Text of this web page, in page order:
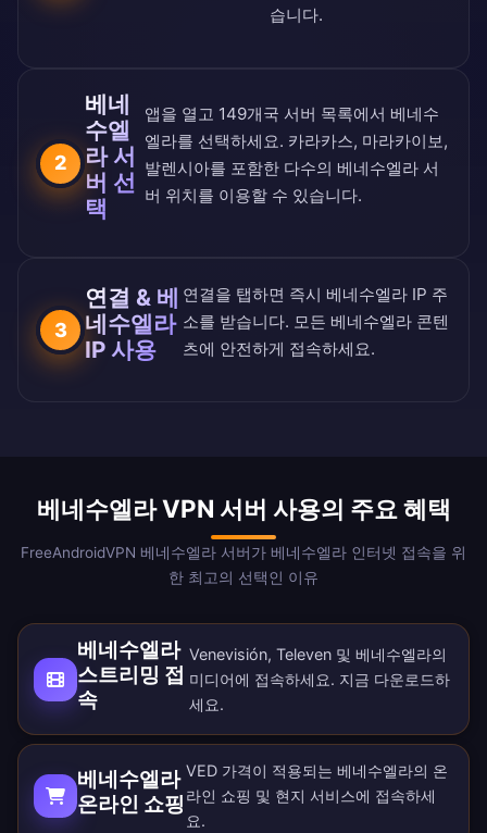
습니다.
2
베네
수엘
라 서
버 선
택
앱을 열고 149개국 서버 목록에서 베네수
엘라를 선택하세요. 카라카스, 마라카이보,
발렌시아를 포함한 다수의 베네수엘라 서
버 위치를 이용할 수 있습니다.
3
연결 & 베
네수엘라
IP 사용
연결을 탭하면 즉시 베네수엘라 IP 주
소를 받습니다. 모든 베네수엘라 콘텐
츠에 안전하게 접속하세요.
베네수엘라 VPN 서버 사용의 주요 혜택
FreeAndroidVPN 베네수엘라 서버가 베네수엘라 인터넷 접속을 위
한 최고의 선택인 이유
베네수엘라
스트리밍 접
속
Venevisión, Televen 및 베네수엘라의
미디어에 접속하세요. 지금 다운로드하
세요.
베네수엘라
온라인 쇼핑
VED 가격이 적용되는 베네수엘라의 온
라인 쇼핑 및 현지 서비스에 접속하세
요.